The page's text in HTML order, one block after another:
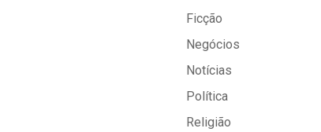
Ficção
Negócios
Notícias
Política
Religião